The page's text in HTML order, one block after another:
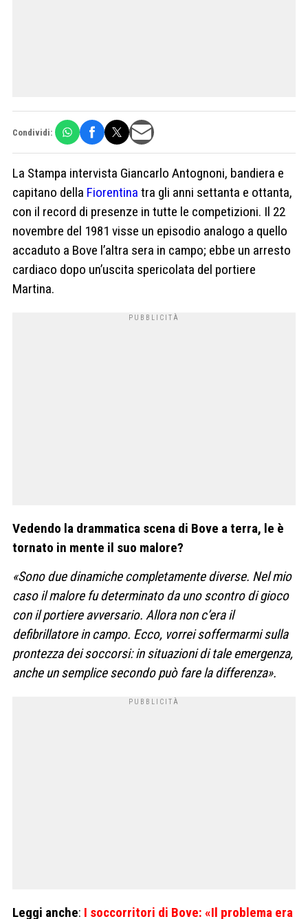
Condividi:
La Stampa intervista Giancarlo Antognoni, bandiera e
capitano della Fiorentina tra gli anni settanta e ottanta,
con il record di presenze in tutte le competizioni. Il 22
novembre del 1981 visse un episodio analogo a quello
accaduto a Bove l’altra sera in campo; ebbe un arresto
cardiaco dopo un’uscita spericolata del portiere
Martina.
Vedendo la drammatica scena di Bove a terra, le è
tornato in mente il suo malore?
«Sono due dinamiche completamente diverse. Nel mio
caso il malore fu determinato da uno scontro di gioco
con il portiere avversario. Allora non c’era il
defibrillatore in campo. Ecco, vorrei soffermarmi sulla
prontezza dei soccorsi: in situazioni di tale emergenza,
anche un semplice secondo può fare la differenza».
Leggi anche: I soccorritori di Bove: «Il problema era